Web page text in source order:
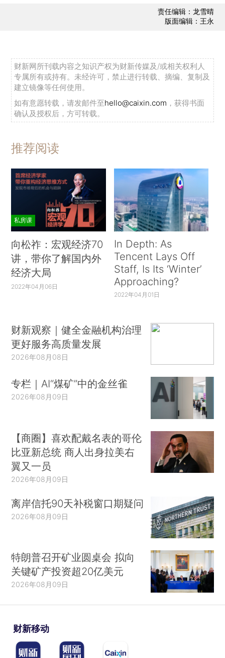
责任编辑：龙雪晴
版面编辑：王永
财新网所刊载内容之知识产权为财新传媒及/或相关权利人
专属所有或持有。未经许可，禁止进行转载、摘编、复制及
建立镜像等任何使用。
如有意愿转载，请发邮件至hello@caixin.com ，获得书面
确认及授权后，方可转载。
推荐阅读
私房课
向松祚：宏观经济70
讲，带你了解国内外
经济大局
2022年04月06日
In Depth: As
Tencent Lays Off
Staff, Is Its ‘Winter’
Approaching?
2022年04月01日
财新观察｜健全金融机构治理
更好服务高质量发展
2026年08月08日
专栏｜AI“煤矿”中的金丝雀
2026年08月09日
【商圈】喜欢配戴名表的哥伦
比亚新总统 商人出身拉美右
翼又一员
2026年08月09日
离岸信托90天补税窗口期疑问
2026年08月09日
特朗普召开矿业圆桌会 拟向
关键矿产投资超20亿美元
2026年08月09日
财新移动